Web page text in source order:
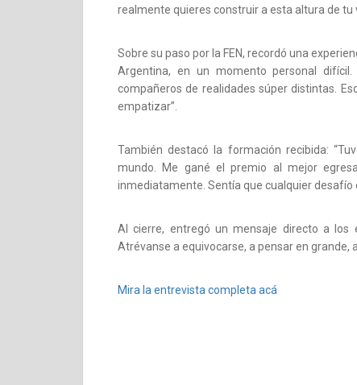
realmente quieres construir a esta altura de tu
Sobre su paso por la FEN, recordó una
Argentina, en un momento personal
compañeros de realidades súper distintas.
empatizar”.
También destacó la formación recibida:
mundo. Me gané el premio al mejor
inmediatamente. Sentía que cualquier desafío
Al cierre, entregó un mensaje directo a los
Atrévanse a equivocarse, a pensar en grande,
Mira la entrevista completa acá